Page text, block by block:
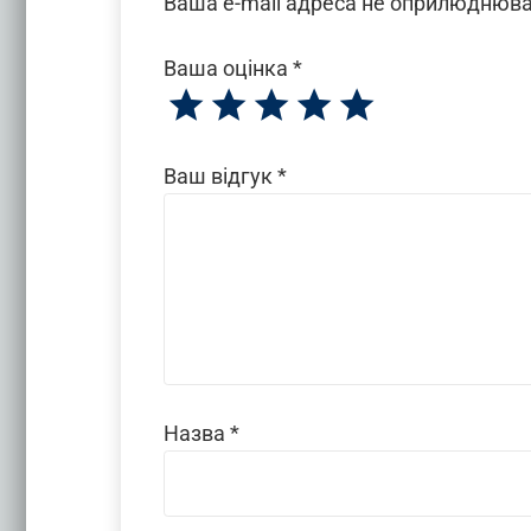
Ваша оцінка *
Ваш відгук *
Назва *